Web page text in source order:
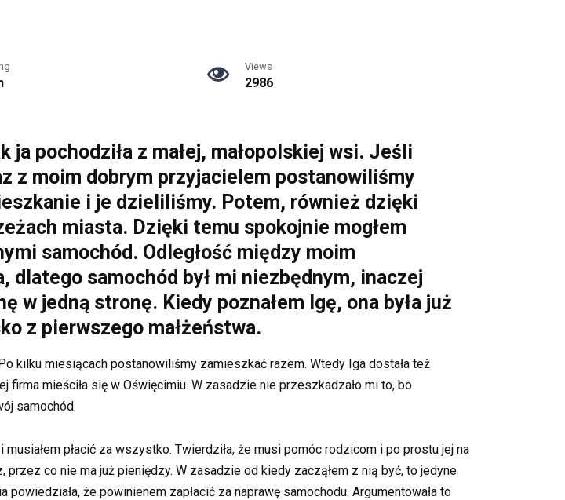
Views
2986
ja pochodziła z małej, małopolskiej wsi. Jeśli
z moim dobrym przyjacielem postanowiliśmy
i je dzieliliśmy. Potem, również dzięki
miasta. Dzięki temu spokojnie mogłem
samochód. Odległość między moim
dlatego samochód był mi niezbędnym, inaczej
w jedną stronę. Kiedy poznałem Igę, ona była już
z pierwszego małżeństwa.
kilku miesiącach postanowiliśmy zamieszkać razem. Wtedy Iga dostała też
firma mieściła się w Oświęcimiu. W zasadzie nie przeszkadzało mi to, bo
samochód.
płacić za wszystko. Twierdziła, że musi pomóc rodzicom i po prostu jej na
co nie ma już pieniędzy. W zasadzie od kiedy zacząłem z nią być, to jedyne
że powinienem zapłacić za naprawę samochodu. Argumentowała to